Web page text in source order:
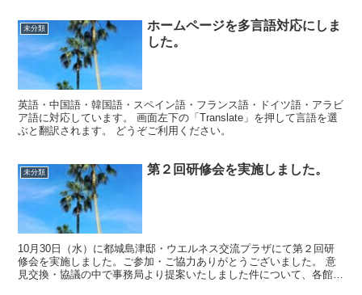
未分類
ホームページを多言語対応にしま
した。
英語・中国語・韓国語・スペイン語・フランス語・ドイツ語・アラビ
ア語に対応しています。 画面左下の「Translate」を押して言語を選
ぶと翻訳されます。 どうぞご利用ください。
未分類 第２回研修会を実施しました。
10月30日（水）に都城島津邸・ウエルネス交流プラザにて第２回研
修会を実施しました。ご参加・ご協力ありがとうございました。 意
見交換・協議の中で事務局より提案いたしました件について、各館・